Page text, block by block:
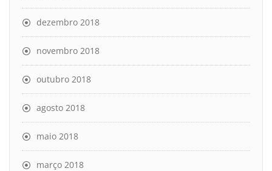
dezembro 2018
novembro 2018
outubro 2018
agosto 2018
maio 2018
março 2018